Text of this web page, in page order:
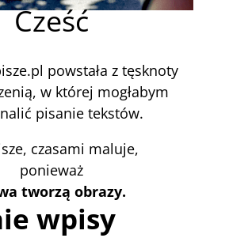
Cześć
powstała z tęsknoty
w której mogłabym
pisanie tekstów.
czasami maluje,
ponieważ
tworzą obrazy.
wpisy